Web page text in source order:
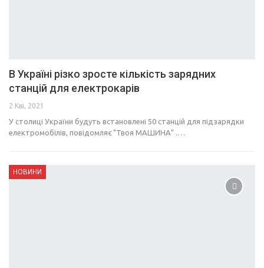
В Україні різко зросте кількість зарядних
станцій для електрокарів
2 Кві, 2021
У столиці України будуть встановлені 50 станцій для підзарядки
електромобілів, повідомляє "Твоя МАШИНА" .…
НОВИНИ